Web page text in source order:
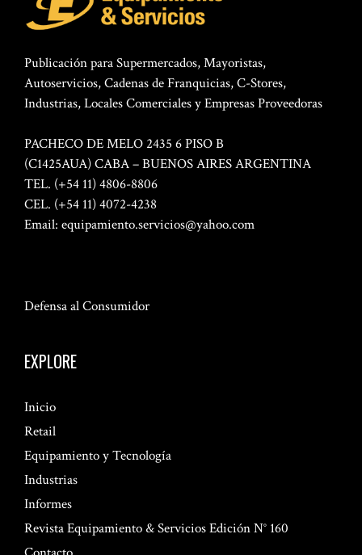
Publicación para Supermercados, Mayoristas,
Autoservicios, Cadenas de Franquicias, C-Stores,
Industrias, Locales Comerciales y Empresas Proveedoras
PACHECO DE MELO 2435 6 PISO B
(C1425AUA) CABA – BUENOS AIRES ARGENTINA
TEL. (+54 11) 4806-8806
CEL. (+54 11) 4072-4238
Email: equipamiento.servicios@yahoo.com
Defensa al Consumidor
EXPLORE
Inicio
Retail
Equipamiento y Tecnología
Industrias
Informes
Revista Equipamiento & Servicios Edición N° 160